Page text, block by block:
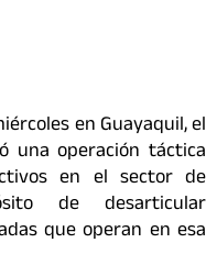
en Guayaquil, el
una operación táctica
en el sector de
de desarticular
que operan en esa